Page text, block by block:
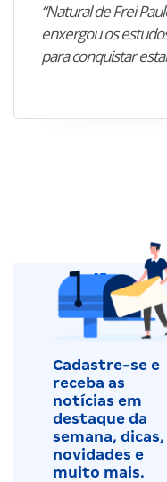
“Natural de Frei
enxergou os
para conquistar
Cadastre-se e
receba as
notícias em
destaque da
semana, dicas,
novidades e
muito mais.